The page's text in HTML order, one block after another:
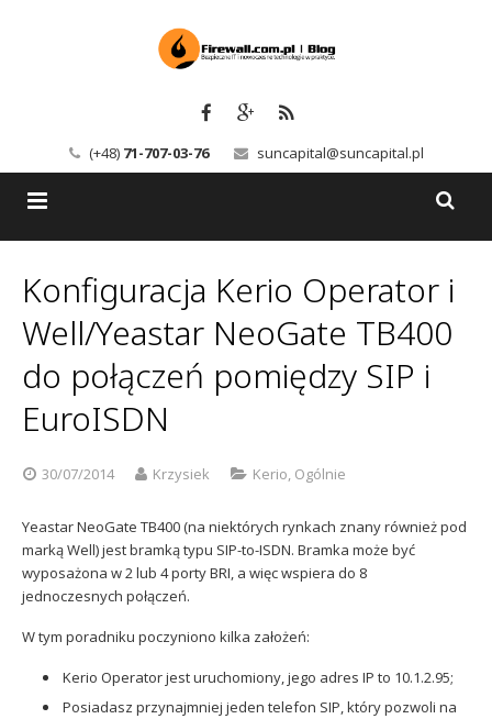
(+48) 71-707-03-76 suncapital@suncapital.pl
Backup-Solutions
Bezpieczeństwo IT
Kerio
Serwery pocztowe
Usługi
Newsletter
Szkolenia
Konfiguracja Kerio Operator i
Well/Yeastar NeoGate TB400
do połączeń pomiędzy SIP i
EuroISDN
30/07/2014 Krzysiek Kerio, Ogólnie
Yeastar NeoGate TB400 (na niektórych rynkach znany również pod
marką Well) jest bramką typu SIP-to-ISDN. Bramka może być
wyposażona w 2 lub 4 porty BRI, a więc wspiera do 8
jednoczesnych połączeń.
W tym poradniku poczyniono kilka założeń:
Kerio Operator jest uruchomiony, jego adres IP to 10.1.2.95;
Posiadasz przynajmniej jeden telefon SIP, który pozwoli na